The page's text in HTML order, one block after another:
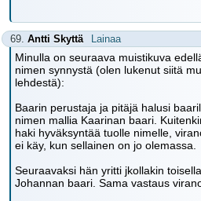
69. Antti Skyttä Lainaa
Minulla on seuraava muistikuva
nimen synnystä (olen lukenut siitä
lehdestä):
Baarin perustaja ja pitäjä halusi
nimen mallia Kaarinan baari.
haki hyväksyntää tuolle nimelle,
ei käy, kun sellainen on jo olemassa.
Seuraavaksi hän yritti jkollakin
Johannan baari. Sama vastaus